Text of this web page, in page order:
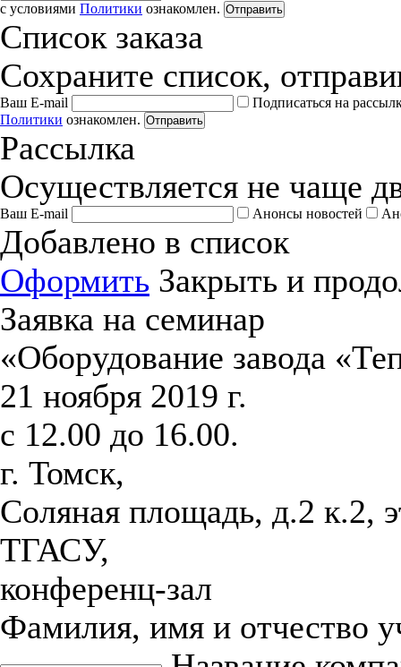
с условиями Политики ознакомлен. Отправить
Список заказа
Сохраните список,
Ваш E-mail
Подписаться на
Политики ознакомлен. Отправить
Рассылка
Осуществляется не чаще
Ваш E-mail Анонсы новостей
Добавлено в список
Оформить Закрыть и
Заявка на семинар
«Оборудование завода
21 ноября 2019 г.
с 12.00 до 16.00.
г. Томск,
Соляная площадь, д.2 к.2,
ТГАСУ,
конференц-зал
Фамилия, имя и отчество